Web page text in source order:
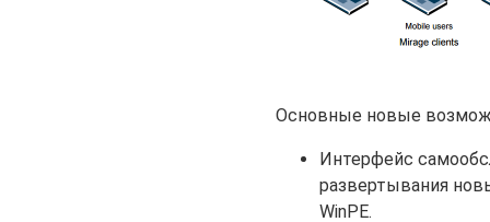
Основные новые
Интерфейс
развертывания
WinPE.